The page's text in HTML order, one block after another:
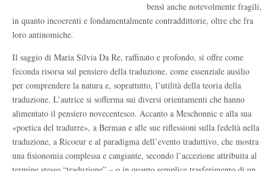
bensì anche notevolmente fragili,
in quanto incoerenti e fondamentalmente contraddittorie, oltre che fra
loro antinomiche.
Il saggio di Maria Silvia Da Re, raffinato e profondo, si offre come
feconda risorsa sul pensiero della traduzione, come essenziale ausilio
per comprendere la natura e, soprattutto, l’utilità della teoria della
traduzione. L’autrice si sofferma sui diversi orientamenti che hanno
alimentato il pensiero novecentesco. Accanto a Meschonnic e alla sua
«poetica del tradurre», a Berman e alle sue riflessioni sulla fedeltà nella
traduzione, a Ricoeur e al paradigma dell’evento traduttivo, che mostra
una fisionomia complessa e cangiante, secondo l’accezione attribuita al